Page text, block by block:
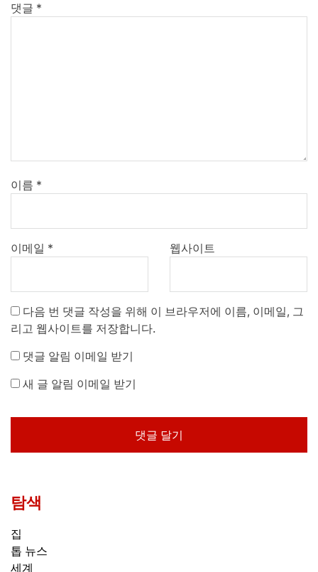
댓글 *
이름 *
이메일 * 웹사이트
다음 번 댓글 작성을 위해 이 브라우저에 이름, 이메일, 그
리고 웹사이트를 저장합니다.
댓글 알림 이메일 받기
새 글 알림 이메일 받기
탐색
집
톱 뉴스
세계